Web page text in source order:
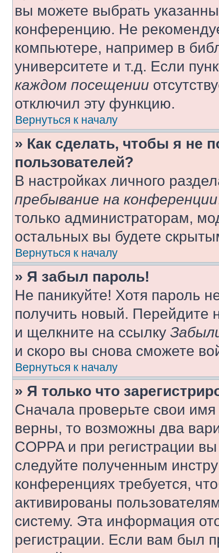
вы можете выбрать
конференцию. Не
компьютере, например в
университете и т.д. Если
каждом посещении
отключил эту функцию.
Вернуться к началу
» Как сделать, чтобы я не
пользователей?
В настройках личного
пребывание на конференции
только администраторам,
остальных вы будете
Вернуться к началу
» Я забыл пароль!
Не паникуйте! Хотя пароль
получить новый. Перейдите
и щелкните на ссылку
и скоро вы снова сможете
Вернуться к началу
» Я только что
Сначала проверьте свои
верны, то возможны два
COPPA и при регистрации
следуйте полученным
конференциях требуется,
активированы
систему. Эта информация
регистрации. Если вам был